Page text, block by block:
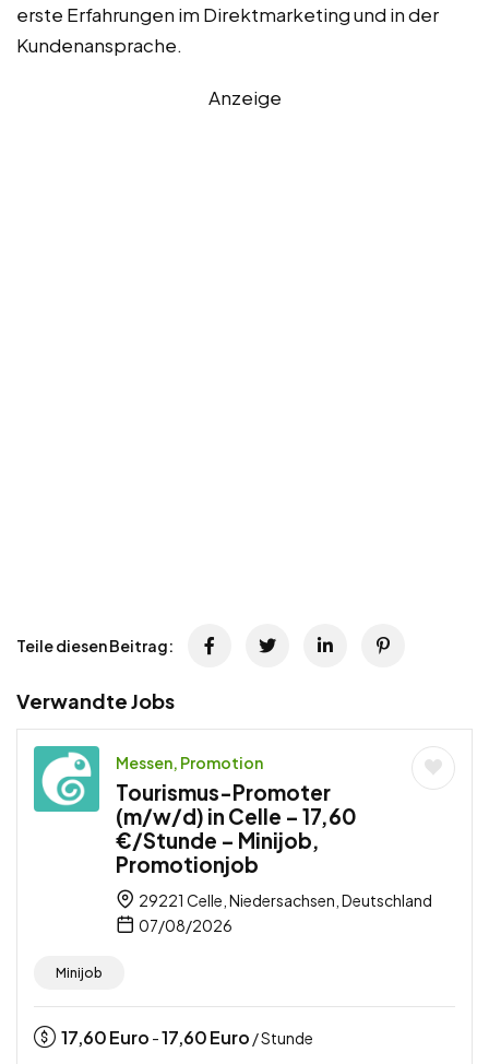
erste Erfahrungen im Direktmarketing und in der
Kundenansprache.
Anzeige
Teile diesen Beitrag:
Verwandte Jobs
Messen, Promotion
Tourismus-Promoter
(m/w/d) in Celle – 17,60
€/Stunde – Minijob,
Promotionjob
29221 Celle, Niedersachsen, Deutschland
07/08/2026
Minijob
17,60Euro -17,60Euro / Stunde